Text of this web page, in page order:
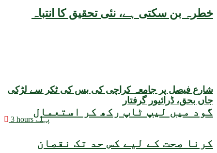
خطرہ بن سکتی ہے، نئی تحقیق کا انتباہ
گود میں لیپ ٹاپ رکھ کر استعمال
کرنا صحت کے لیے کس حد تک نقصان
شارع فیصل پر جامعہ کراچی کی بس کی ٹکر سے لڑکی
جاں بحق، ڈرائیور گرفتار
3 hours پہلے